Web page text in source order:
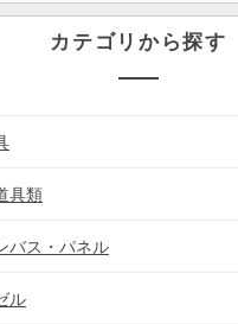
カテゴリから探す
具類
バス・パネル
ル